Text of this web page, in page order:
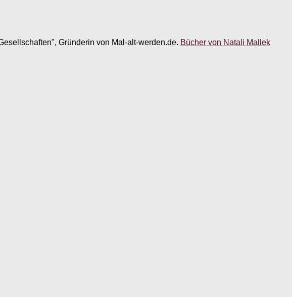
Gründerin von Mal-alt-werden.de. Bücher von Natali Mallek